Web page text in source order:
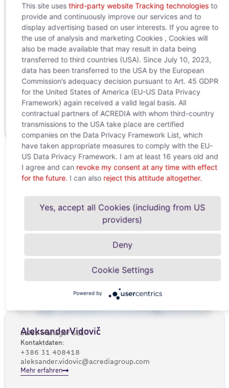
Kontaktdaten:
+43 (0)5 01 02-9212
philipp.schosswald@acrediagroup.com
Mehr erfahren
AleksanderVidovič
Sales Manager SEE
Kontaktdaten:
+386 31 408418
aleksander.vidovic@acrediagroup.com
Mehr erfahren
This site uses third-party website Tracking technologiesto
provide and continuously improve our services and to
display advertising based on user interests. If you agree to
the use of analysis and marketing Cookies , Cookies will
also be made available that may result in data being
transferred to third countries (USA). Since July 10, 2023,
data has been transferred to the USA by the European
Commission’s adequacy decision pursuant to Art. 45 GDPR
for the United States of America (EU-US Data Privacy
Framework) again received a valid legal basis. All
contractual partners of ACREDIA with whom third-country
transmissions to the USA take place are certified
companies on the Data Privacy Framework List, which
have taken appropriate measures to comply with the EU-
US Data Privacy Framework. I am at least 16 years old and
I agree and can revoke my consent at any time with effect
for the future. I can also reject this attitude altogether.
Yes, accept all Cookies (including from US
providers)
Deny
Cookie Settings
Powered by